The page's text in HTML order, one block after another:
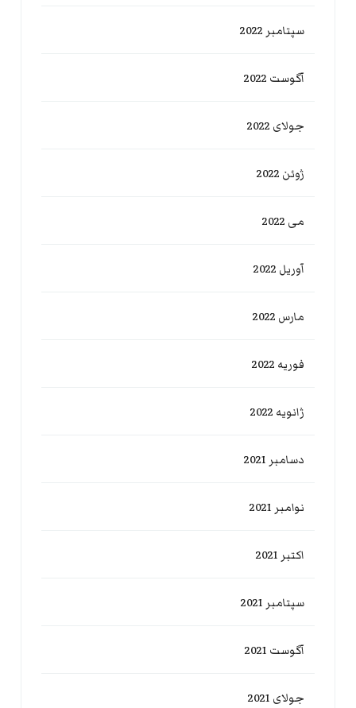
سپتامبر 2022
آگوست 2022
جولای 2022
ژوئن 2022
می 2022
آوریل 2022
مارس 2022
فوریه 2022
ژانویه 2022
دسامبر 2021
نوامبر 2021
اکتبر 2021
سپتامبر 2021
آگوست 2021
جولای 2021